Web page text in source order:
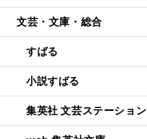
文芸・文庫・総合
すばる
小説すばる
集英社 文芸ステーション